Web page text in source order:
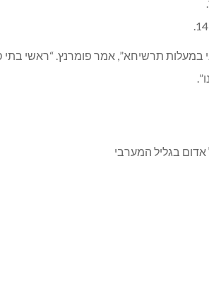
במעלות תרשיחא”, אמר פומרנץ. “ראשי בתי